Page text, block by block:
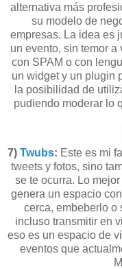
alternativa más
su modelo de
empresas. La idea es
un evento, sin temor
con SPAM o con
un widget y un plugin
la posibilidad de
pudiendo moderar lo
7) Twubs: Este es mi
tweets y fotos, sino
se te ocurra. Lo
genera un espacio
cerca, embeberlo o
incluso transmitir en
eso es un espacio de
eventos que